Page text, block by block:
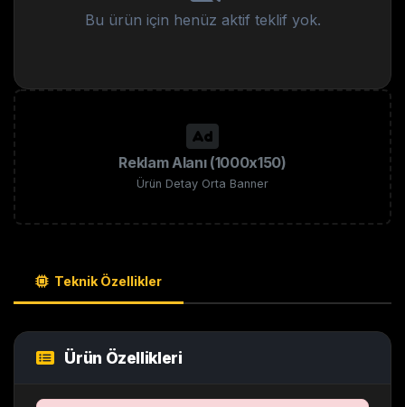
Bu ürün için henüz aktif teklif yok.
Reklam Alanı (1000x150)
Ürün Detay Orta Banner
Teknik Özellikler
Ürün Özellikleri